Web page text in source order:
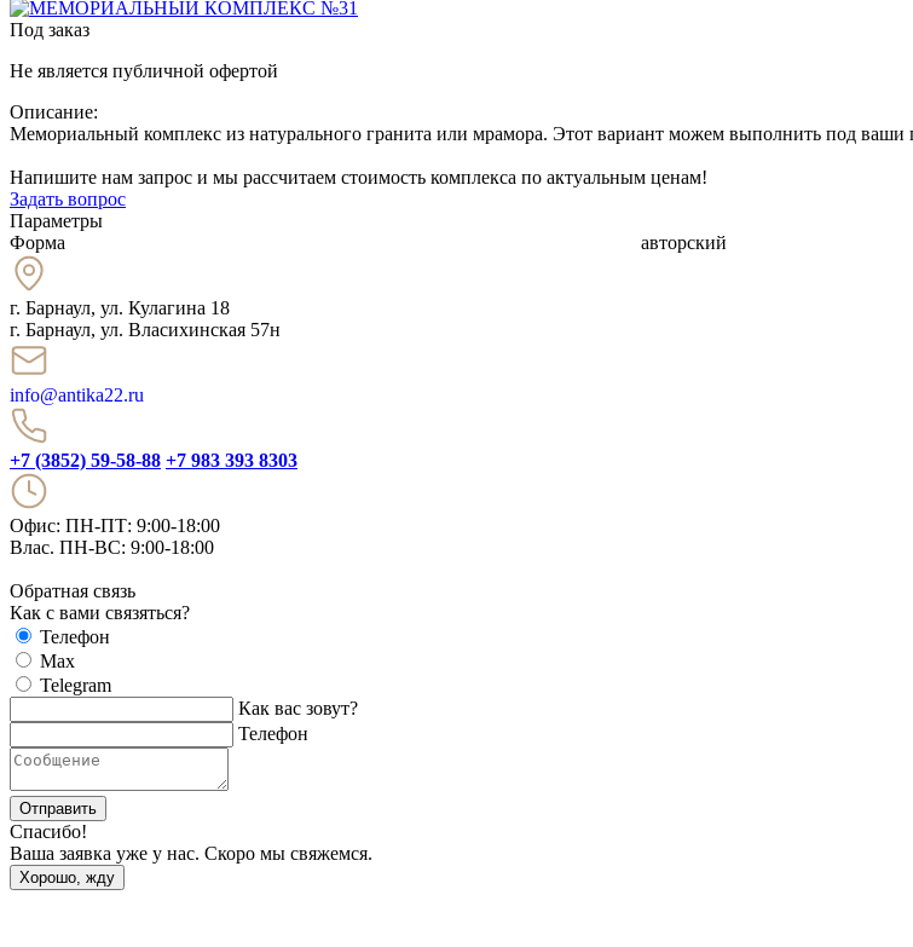
Под заказ
Не является публичной офертой
Описание:
Мемориальный комплекс из натурального гранита или мрамора. Этот вариант можем выполнить под
Напишите нам запрос и мы рассчитаем стоимость комплекса по актуальным ценам!
Задать вопрос
Параметры
Форма
авторский
г. Барнаул, ул. Кулагина 18
г. Барнаул, ул. Власихинская 57н
info@antika22.ru
+7 (3852) 59-58-88 +7 983 393 8303
Офис: ПН-ПТ: 9:00-18:00
Влас. ПН-ВС: 9:00-18:00
Обратная связь
Как с вами связяться?
Телефон
Max
Telegram
Как вас зовут?
Телефон
Отправить
Спасибо!
Ваша заявка уже у нас. Скоро мы свяжемся.
Хорошо, жду